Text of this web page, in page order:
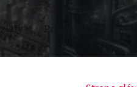
Przemysł